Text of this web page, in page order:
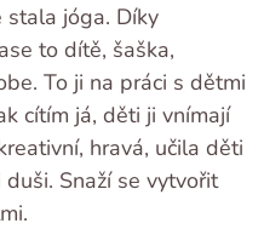
stala jóga. Díky
to dítě, šaška,
To ji na práci s dětmi
cítím já, děti ji vnímají
hravá, učila děti
Snaží se vytvořit